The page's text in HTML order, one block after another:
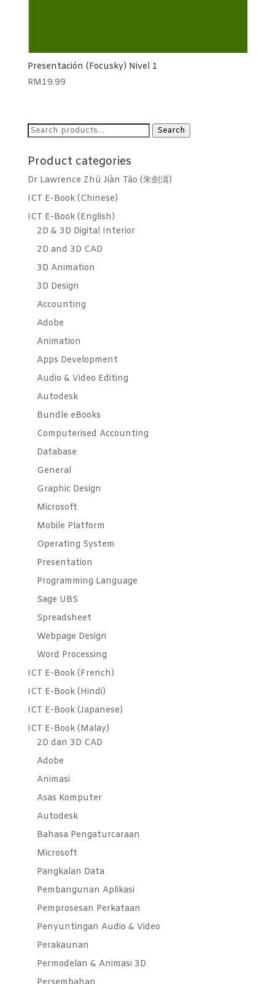
Presentación (Focusky) Nivel 1
RM19.99
Search
Search
Product categories
Dr Lawrence Zhū Jiàn Tāo (朱劍濤)
ICT E-Book (Chinese)
ICT E-Book (English)
2D & 3D Digital Interior
2D and 3D CAD
3D Animation
3D Design
Accounting
Adobe
Animation
Apps Development
Audio & Video Editing
Autodesk
Bundle eBooks
Computerised Accounting
Database
General
Graphic Design
Microsoft
Mobile Platform
Operating System
Presentation
Programming Language
Sage UBS
Spreadsheet
Webpage Design
Word Processing
ICT E-Book (French)
ICT E-Book (Hindi)
ICT E-Book (Japanese)
ICT E-Book (Malay)
2D dan 3D CAD
Adobe
Animasi
Asas Komputer
Autodesk
Bahasa Pengaturcaraan
Microsoft
Pangkalan Data
Pembangunan Aplikasi
Pemprosesan Perkataan
Penyuntingan Audio & Video
Perakaunan
Permodelan & Animasi 3D